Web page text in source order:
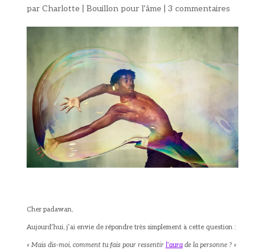
par Charlotte Bouillon pour l'âme 3 commentaires
Cher padawan,
Aujourd’hui, j’ai envie de répondre très simplement à cette question :
« Mais dis-moi, comment tu fais pour ressentir l’aurade la personne ? «